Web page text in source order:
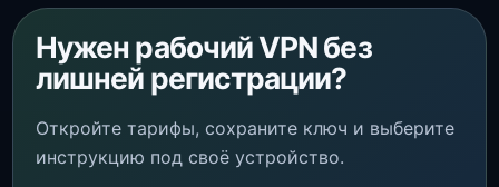
Нужен рабочий VPN без
лишней регистрации?
Откройте тарифы, сохраните ключ и выберите
инструкцию под своё устройство.